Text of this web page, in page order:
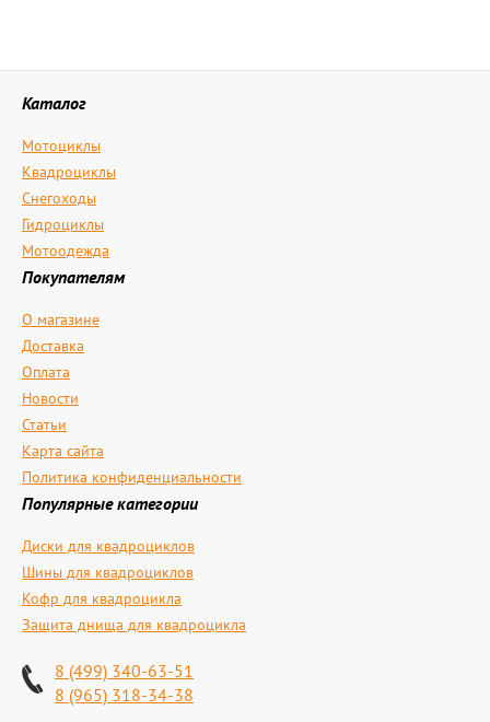
Каталог
Мотоциклы
Квадроциклы
Снегоходы
Гидроциклы
Мотоодежда
Покупателям
О магазине
Доставка
Оплата
Новости
Статьи
Карта сайта
Политика конфиденциальности
Популярные категории
Диски для квадроциклов
Шины для квадроциклов
Кофр для квадроцикла
Защита днища для квадроцикла
8 (499) 340-63-51
8 (965) 318-34-38